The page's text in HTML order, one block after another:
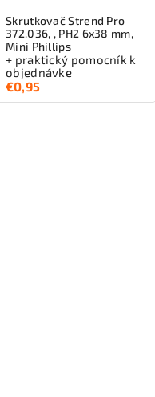
Skrutkovač Strend Pro
372.036, , PH2 6x38 mm,
Mini Phillips
+ praktický pomocník k
objednávke
€0,95